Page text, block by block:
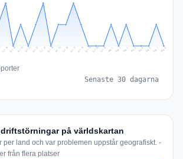
Jul 18 Jul 19 Jul 20 Jul 21 Jul 22 Jul 23 Jul 24 Jul 25 Jul 26 Jul 27 Jul 28 Jul 29 Jul 30 Jul 31 Aug 1 Aug 2 Aug 3 Aug 4 Aug 5 Aug 6 Aug 7 Aug 8
Senaste 30 dagarna
driftstörningar på världskartan
per land och var problemen uppstår geografiskt. -
från flera platser